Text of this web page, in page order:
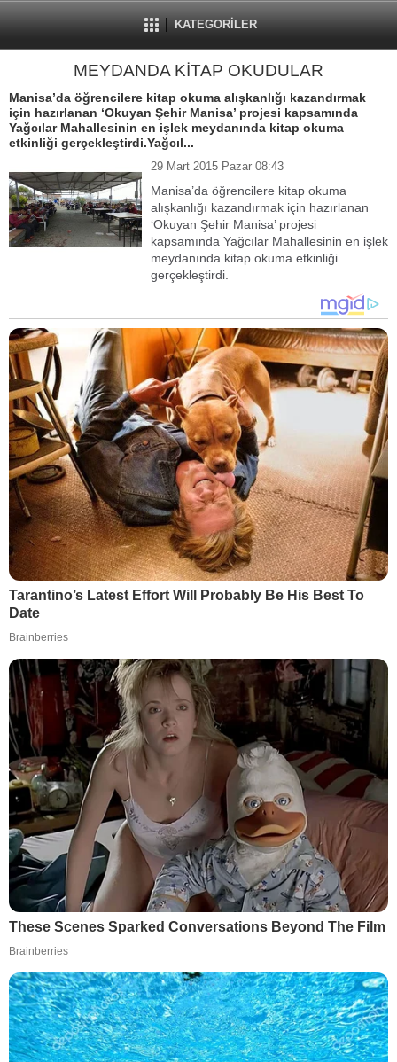
KATEGORİLER
MEYDANDA KİTAP OKUDULAR
Manisa’da öğrencilere kitap okuma alışkanlığı kazandırmak
için hazırlanan ‘Okuyan Şehir Manisa’ projesi kapsamında
Yağcılar Mahallesinin en işlek meydanında kitap okuma
etkinliği gerçekleştirdi.Yağcıl...
29 Mart 2015 Pazar 08:43
Manisa’da öğrencilere kitap okuma
alışkanlığı kazandırmak için hazırlanan
‘Okuyan Şehir Manisa’ projesi
kapsamında Yağcılar Mahallesinin en işlek
meydanında kitap okuma etkinliği
gerçekleştirdi.